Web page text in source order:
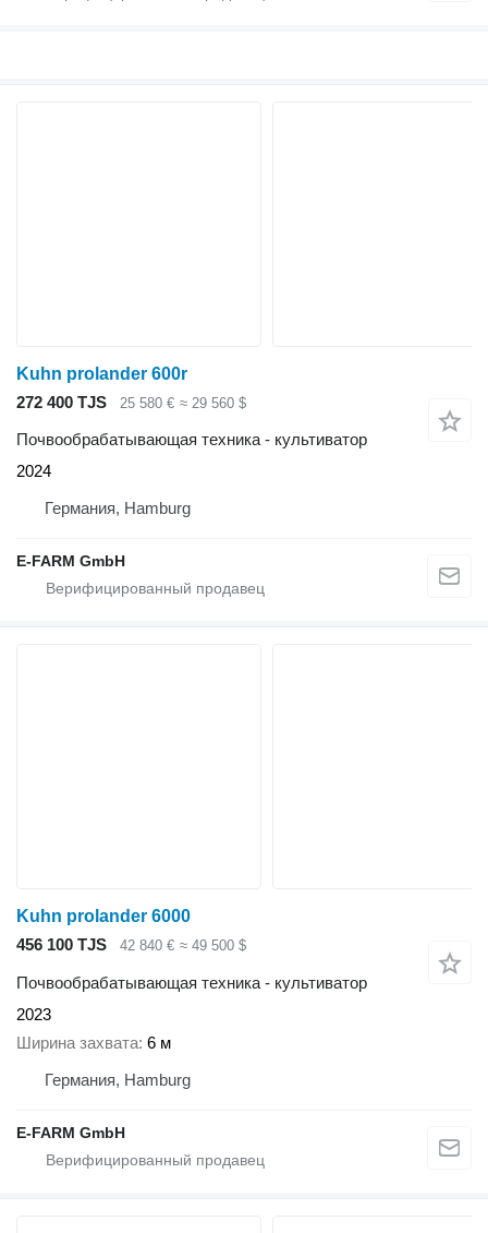
Kuhn prolander 600r
272 400 TJS
25 580 € ≈ 29 560 $
Почвообрабатывающая техника - культиватор
2024
Германия, Hamburg
E-FARM GmbH
Kuhn prolander 6000
456 100 TJS
42 840 € ≈ 49 500 $
Почвообрабатывающая техника - культиватор
2023
Ширина захвата 6 м
Германия, Hamburg
E-FARM GmbH